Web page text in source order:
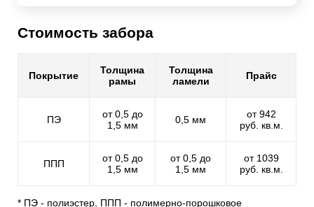
Стоимость забора
Покрытие
Толщина
рамы
Толщина
ламели
Прайс
ПЭ
от 0,5 до
1,5 мм
0,5 мм
от 942
руб. кв.м.
ППП
от 0,5 до
1,5 мм
от 0,5 до
1,5 мм
от 1039
руб. кв.м.
* ПЭ - полиэстер, ППП - полимерно-порошковое